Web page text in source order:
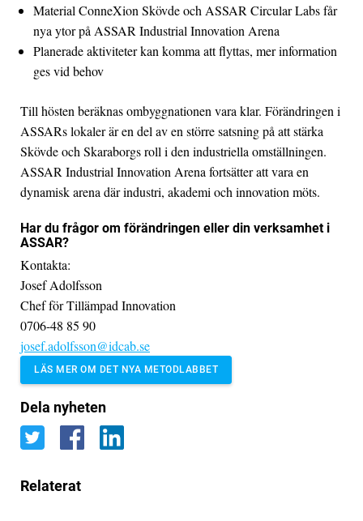
Material ConneXion Skövde och ASSAR Circular Labs får
nya ytor på ASSAR Industrial Innovation Arena
Planerade aktiviteter kan komma att flyttas, mer information
ges vid behov
Till hösten beräknas ombyggnationen vara klar. Förändringen i
ASSARs lokaler är en del av en större satsning på att stärka
Skövde och Skaraborgs roll i den industriella omställningen.
ASSAR Industrial Innovation Arena fortsätter att vara en
dynamisk arena där industri, akademi och innovation möts.
Har du frågor om förändringen eller din verksamhet i
ASSAR?
Kontakta:
Josef Adolfsson
Chef för Tillämpad Innovation
0706-48 85 90
josef.adolfsson@idcab.se
LÄS MER OM DET NYA METODLABBET
Dela nyheten
Relaterat